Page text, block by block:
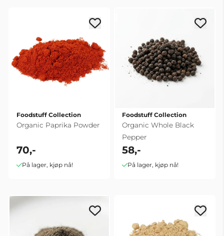
Foodstuff Collection
Organic Paprika Powder
70,-
På lager, kjøp nå!
Foodstuff Collection
Organic Whole Black
Pepper
58,-
På lager, kjøp nå!